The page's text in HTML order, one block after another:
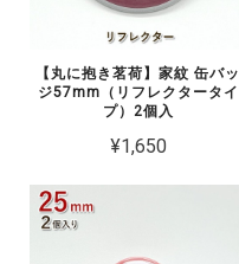
【丸に抱き茗荷】家紋 缶バッ
ジ57mm（リフレクタータイ
プ）2個入
¥1,650